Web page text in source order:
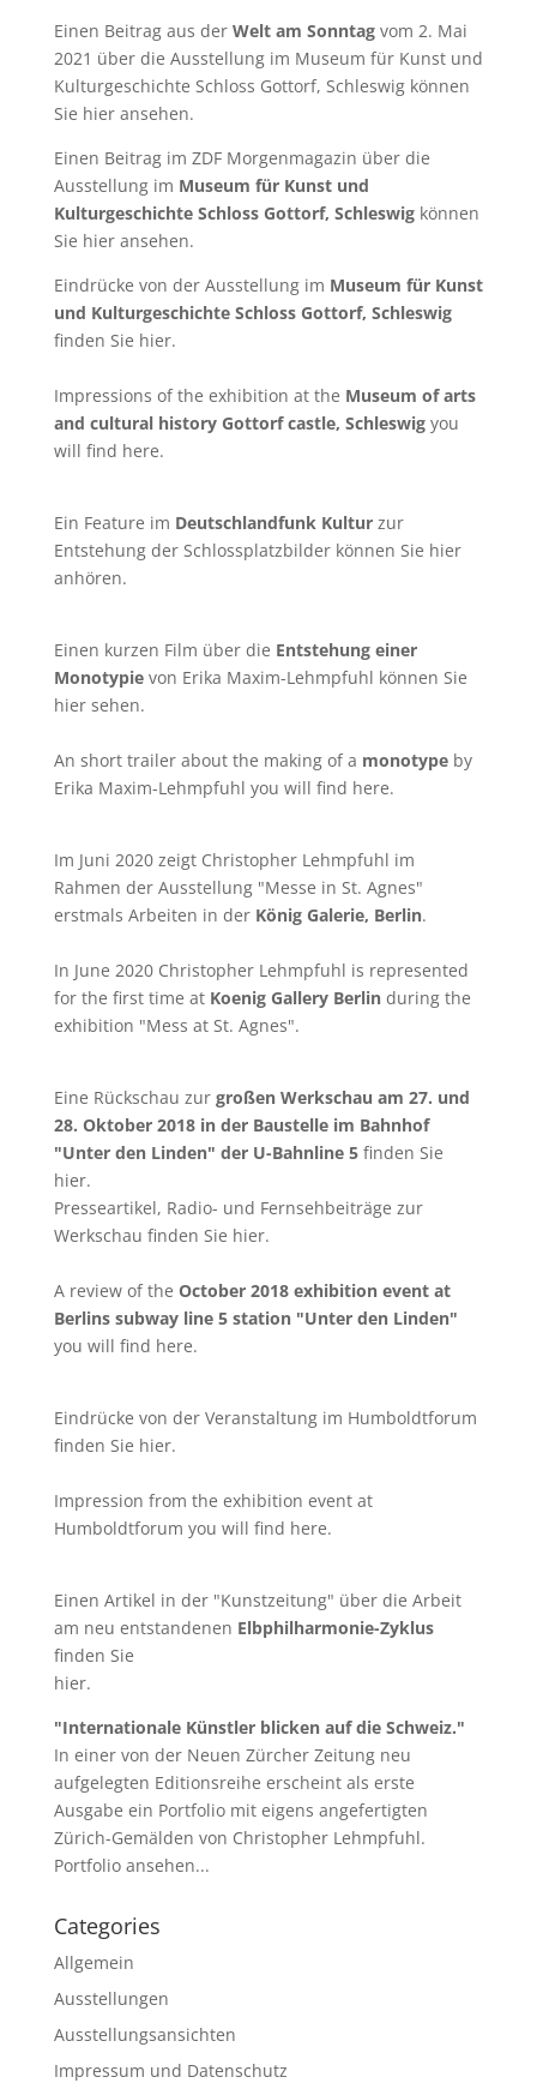
Einen Beitrag aus der Welt am Sonntagvom 2. Mai
2021 über die Ausstellung im Museum für Kunst und
Kulturgeschichte Schloss Gottorf, Schleswig können
Sie hieransehen.
Einen Beitrag im ZDF Morgenmagazin über die
Ausstellung im Museum für Kunst und
Kulturgeschichte Schloss Gottorf, Schleswigkönnen
Sie hieransehen.
Eindrücke von der Ausstellung im Museum für Kunst
und Kulturgeschichte Schloss Gottorf, Schleswig
finden Sie hier.
Impressions of the exhibition at the Museum of arts
and cultural history Gottorf castle, Schleswigyou
will find here.
Ein Feature im Deutschlandfunk Kulturzur
Entstehung der Schlossplatzbilder können Sie hier
anhören.
Einen kurzen Film über die Entstehung einer
Monotypievon Erika Maxim-Lehmpfuhl können Sie
hiersehen.
An short trailer about the making of a monotypeby
Erika Maxim-Lehmpfuhl you will find here.
Im Juni 2020 zeigt Christopher Lehmpfuhl im
Rahmen der Ausstellung "Messe in St. Agnes"
erstmals Arbeiten in der König Galerie, Berlin.
In June 2020 Christopher Lehmpfuhl is represented
for the first time at Koenig Gallery Berlinduring the
exhibition "Mess at St. Agnes".
Eine Rückschau zur großen Werkschau am 27. und
28. Oktober 2018 in der Baustelle im Bahnhof
"Unter den Linden" der U-Bahnline 5finden Sie
hier.
Presseartikel, Radio- und Fernsehbeiträge zur
Werkschau finden Sie hier.
A review of the October 2018 exhibition event at
Berlins subway line 5 station "Unter den Linden"
you will find here.
Eindrücke von der Veranstaltung im Humboldtforum
finden Sie hier.
Impression from the exhibition event at
Humboldtforum you will find here.
Einen Artikel in der "Kunstzeitung" über die Arbeit
am neu entstandenen Elbphilharmonie-Zyklus
finden Sie
hier.
"Internationale Künstler blicken auf die Schweiz."
In einer von der Neuen Zürcher Zeitung neu
aufgelegten Editionsreihe erscheint als erste
Ausgabe ein Portfolio mit eigens angefertigten
Zürich-Gemälden von Christopher Lehmpfuhl.
Portfolio ansehen...
Categories
Allgemein
Ausstellungen
Ausstellungsansichten
Impressum und Datenschutz